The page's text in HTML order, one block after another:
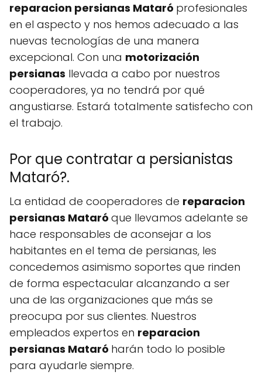
reparacion persianas Mataró profesionales
en el aspecto y nos hemos adecuado a las
nuevas tecnologías de una manera
excepcional. Con una motorización
persianas llevada a cabo por nuestros
cooperadores, ya no tendrá por qué
angustiarse. Estará totalmente satisfecho con
el trabajo.
Por que contratar a persianistas
Mataró?.
La entidad de cooperadores de reparacion
persianas Mataró que llevamos adelante se
hace responsables de aconsejar a los
habitantes en el tema de persianas, les
concedemos asimismo soportes que rinden
de forma espectacular alcanzando a ser
una de las organizaciones que más se
preocupa por sus clientes. Nuestros
empleados expertos en reparacion
persianas Mataró harán todo lo posible
para ayudarle siempre.